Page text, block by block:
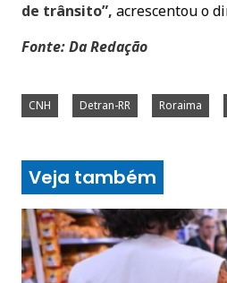
de trânsito”, acrescentou o
Fonte: Da Redação
CNH Detran-RR Roraima
Veja também